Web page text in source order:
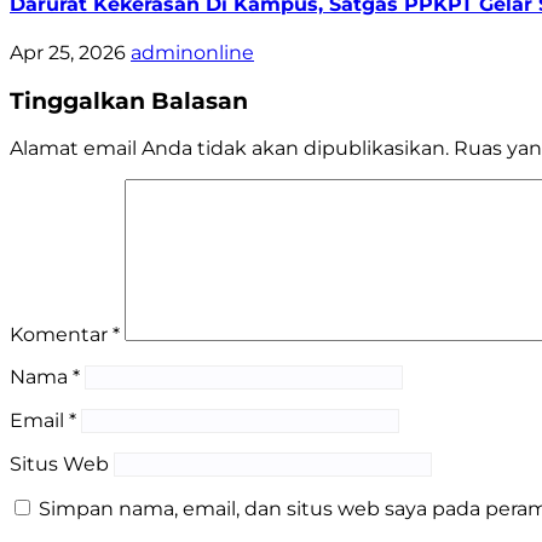
Apr 25, 2026 adminonline
Tinggalkan Balasan
Alamat email Anda tidak akan dipublikasikan. Ruas
Komentar *
Nama *
Email *
Situs Web
Simpan nama, email, dan situs web saya pada